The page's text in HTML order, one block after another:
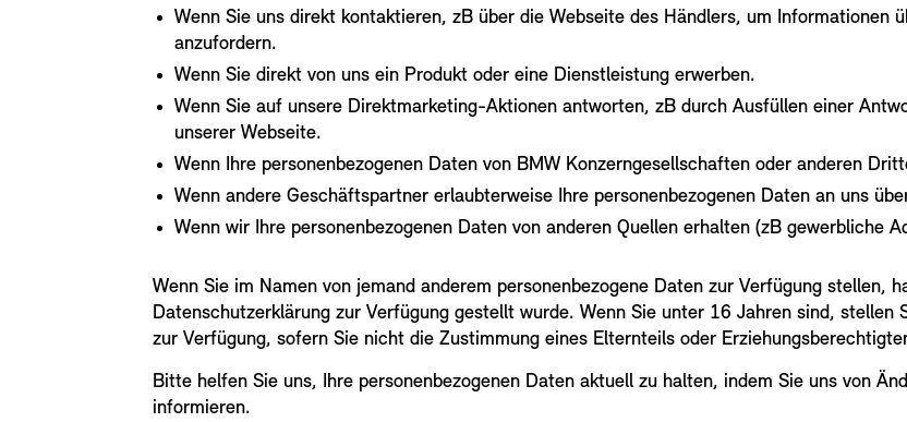
Wenn Sie uns direkt kontaktieren, zB über die Webseite des Händlers, um Informationen
anzufordern.
Wenn Sie direkt von uns ein Produkt oder eine Dienstleistung erwerben.
Wenn Sie auf unsere Direktmarketing-Aktionen antworten, zB durch Ausfüllen einer
unserer Webseite.
Wenn Ihre personenbezogenen Daten von BMW Konzerngesellschaften oder anderen
Wenn andere Geschäftspartner erlaubterweise Ihre personenbezogenen Daten an uns
Wenn wir Ihre personenbezogenen Daten von anderen Quellen erhalten (zB gewerbliche
Wenn Sie im Namen von jemand anderem personenbezogene Daten zur Verfügung stellen,
Datenschutzerklärung zur Verfügung gestellt wurde. Wenn Sie unter 16 Jahren sind, stellen
zur Verfügung, sofern Sie nicht die Zustimmung eines Elternteils oder
Bitte helfen Sie uns, Ihre personenbezogenen Daten aktuell zu halten, indem Sie uns von
informieren.